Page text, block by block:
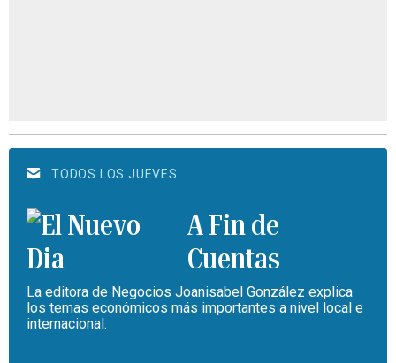
TODOS LOS JUEVES
A Fin de
Cuentas
La editora de Negocios Joanisabel González explica
los temas económicos más importantes a nivel local e
internacional.